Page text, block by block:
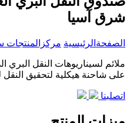
شرق آسيا
الصفحةالرئيسية مركزالمنتجات
ملائم لسيناريوهات النقل البري
على شاحنة هيكلية لتحقيق
اتصلبنا